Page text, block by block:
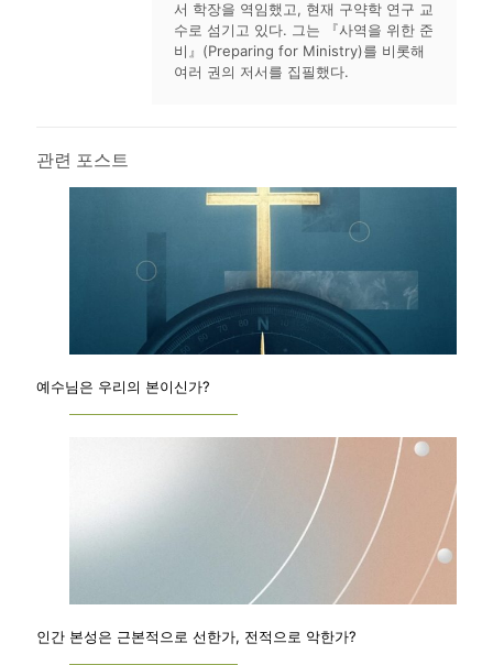
서 학장을 역임했고, 현재 구약학 연구 교
수로 섬기고 있다. 그는 『사역을 위한 준
비』(Preparing for Ministry)를 비롯해
여러 권의 저서를 집필했다.
관련 포스트
예수님은 우리의 본이신가?
인간 본성은 근본적으로 선한가, 전적으로 악한가?